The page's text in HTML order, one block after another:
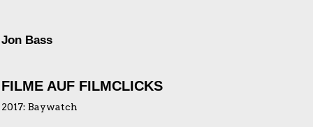
Jon Bass
FILME AUF FILMCLICKS
2017: Baywatch